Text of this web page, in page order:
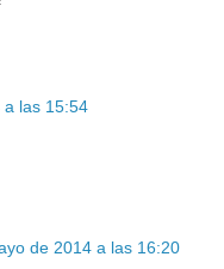
a las 15:54
de 2014 a las 16:20